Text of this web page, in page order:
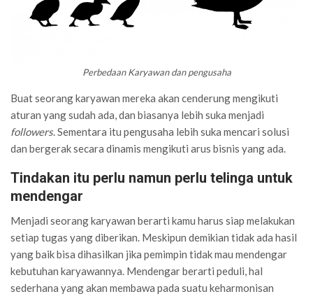
Perbedaan Karyawan dan pengusaha
Buat seorang karyawan mereka akan cenderung mengikuti
aturan yang sudah ada, dan biasanya lebih suka menjadi
followers. Sementara itu pengusaha lebih suka mencari solusi
dan bergerak secara dinamis mengikuti arus bisnis yang ada.
Tindakan itu perlu namun perlu telinga untuk
mendengar
Menjadi seorang karyawan berarti kamu harus siap melakukan
setiap tugas yang diberikan. Meskipun demikian tidak ada hasil
yang baik bisa dihasilkan jika pemimpin tidak mau mendengar
kebutuhan karyawannya. Mendengar berarti peduli, hal
sederhana yang akan membawa pada suatu keharmonisan